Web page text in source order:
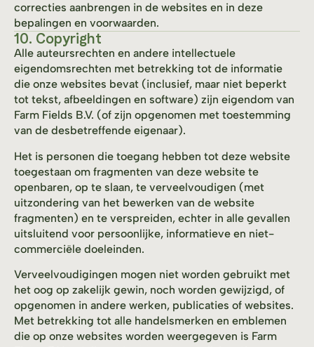
correcties aanbrengen in de websites en in deze
bepalingen en voorwaarden.
10. Copyright
Alle auteursrechten en andere intellectuele
eigendomsrechten met betrekking tot de informatie
die onze websites bevat (inclusief, maar niet beperkt
tot tekst, afbeeldingen en software) zijn eigendom van
Farm Fields B.V. (of zijn opgenomen met toestemming
van de desbetreffende eigenaar).
Het is personen die toegang hebben tot deze website
toegestaan om fragmenten van deze website te
openbaren, op te slaan, te verveelvoudigen (met
uitzondering van het bewerken van de website
fragmenten) en te verspreiden, echter in alle gevallen
uitsluitend voor persoonlijke, informatieve en niet-
commerciële doeleinden.
Verveelvoudigingen mogen niet worden gebruikt met
het oog op zakelijk gewin, noch worden gewijzigd, of
opgenomen in andere werken, publicaties of websites.
Met betrekking tot alle handelsmerken en emblemen
die op onze websites worden weergegeven is Farm